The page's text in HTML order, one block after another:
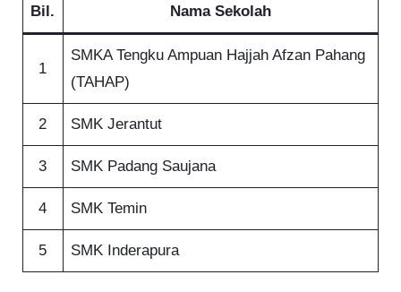
Bil. Nama Sekolah
1
SMKA Tengku Ampuan Hajjah Afzan Pahang
(TAHAP)
2 SMK Jerantut
3 SMK Padang Saujana
4 SMK Temin
5 SMK Inderapura